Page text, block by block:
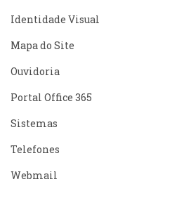
Identidade Visual
Mapa do Site
Ouvidoria
Portal Office 365
Sistemas
Telefones
Webmail